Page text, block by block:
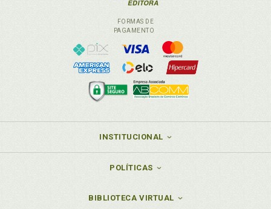
FORMAS DE
PAGAMENTO
INSTITUCIONAL
POLÍTICAS
BIBLIOTECA VIRTUAL